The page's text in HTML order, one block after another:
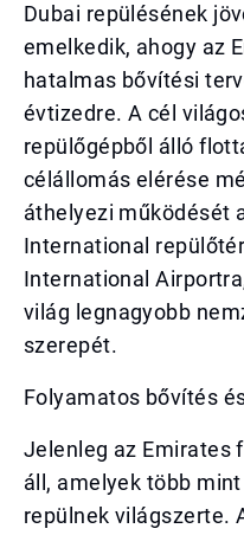
Dubai repülésének
emelkedik, ahogy az
hatalmas bővítési
évtizedre. A cél
repülőgépből álló
célállomás elérése
áthelyezi működését
International
International
világ legnagyobb
szerepét.
Folyamatos bővítés
Jelenleg az Emirates
áll, amelyek több
repülnek világszerte.